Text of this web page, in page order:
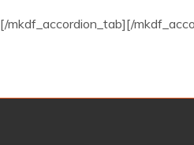
[/mkdf_accordion_tab][/